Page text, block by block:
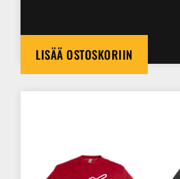
LISÄÄ OSTOSKORIIN